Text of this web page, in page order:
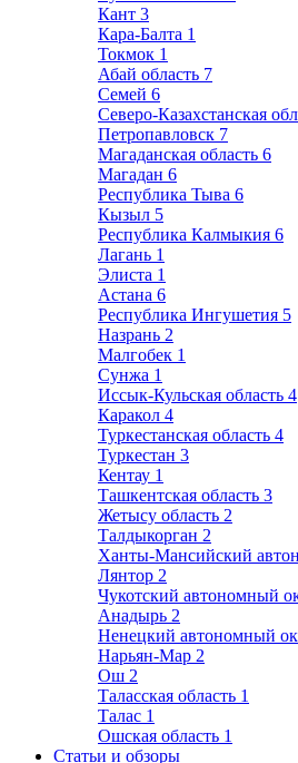
Кант 3
Кара-Балта 1
Токмок 1
Абай область 7
Семей 6
Северо-Казахстанская
Петропавловск 7
Магаданская область 6
Магадан 6
Республика Тыва 6
Кызыл 5
Республика Калмыкия 6
Лагань 1
Элиста 1
Астана 6
Республика Ингушетия 5
Назрань 2
Малгобек 1
Сунжа 1
Иссык-Кульская область 4
Каракол 4
Туркестанская область 4
Туркестан 3
Кентау 1
Ташкентская область 3
Жетысу область 2
Талдыкорган 2
Ханты-Мансийский
Лянтор 2
Чукотский автономный
Анадырь 2
Ненецкий автономный
Нарьян-Мар 2
Ош 2
Таласская область 1
Талас 1
Ошская область 1
Статьи и обзоры